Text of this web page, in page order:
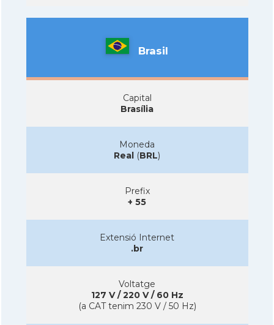
Brasil
Capital
Brasília
Moneda
Real (BRL)
Prefix
+ 55
Extensió Internet
.br
Voltatge
127 V / 220 V / 60 Hz
(a CAT tenim 230 V / 50 Hz)